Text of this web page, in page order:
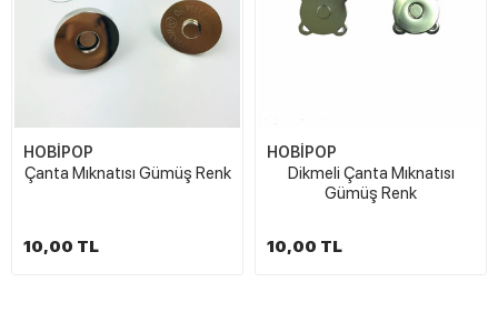
HOBİPOP
Çanta Mıknatısı Gümüş Renk
10,00 TL
HOBİPOP
Dikmeli Çanta Mıknatısı
Gümüş Renk
10,00 TL